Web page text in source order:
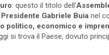
: questo il titolo dell’
Presidente Gabriele Buia nel
politico, economico e
si trova il Paese, dovuto